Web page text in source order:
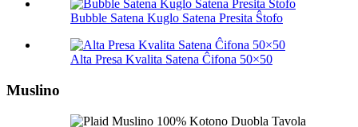
Bubble Satena Kuglo Satena Presita Ŝtofo
Alta Presa Kvalita Satena Ĉifona 50×50
Muslino